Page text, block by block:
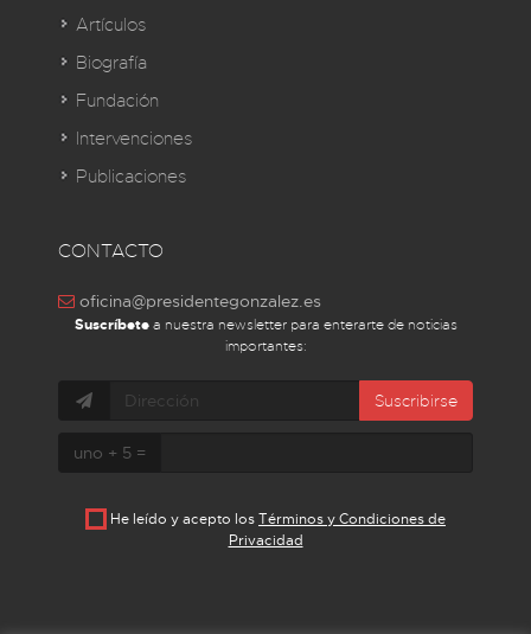
Artículos
Biografía
Fundación
Intervenciones
Publicaciones
CONTACTO
oficina@presidentegonzalez.es
Suscríbetea nuestra newsletter para enterarte de noticias
importantes:
Suscribirse
uno + 5 =
He leído y acepto losTérminos y Condiciones de
Privacidad